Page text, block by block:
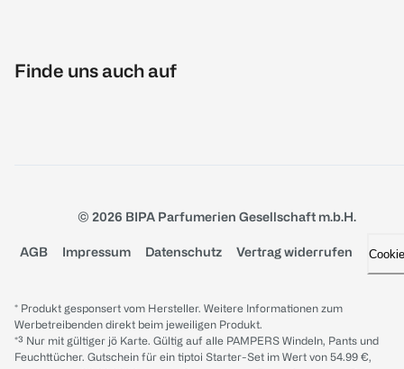
Finde uns auch auf
© 2026 BIPA Parfumerien Gesellschaft m.b.H.
AGB Impressum Datenschutz Vertrag widerrufen
* Produkt gesponsert vom Hersteller. Weitere Informationen zum
Werbetreibenden direkt beim jeweiligen Produkt.
*³ Nur mit gültiger jö Karte. Gültig auf alle PAMPERS Windeln, Pants und
Feuchttücher. Gutschein für ein tiptoi Starter-Set im Wert von 54.99 €,